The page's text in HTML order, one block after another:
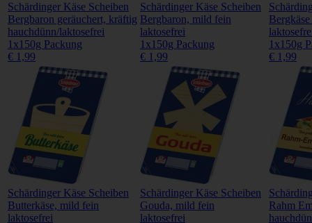
Schärdinger Käse Scheiben
Bergbaron geräuchert, kräftig
hauchdünn/laktosefrei
1x150g Packung
€ 1,99
Schärdinger Käse Scheiben
Bergbaron, mild fein
laktosefrei
1x150g Packung
€ 1,99
1x150g
€ 1,99
Schärdinger Käse Scheiben
Butterkäse, mild fein
laktosefrei
Schärdinger Käse Scheiben
Gouda, mild fein
laktosefrei
Rahm